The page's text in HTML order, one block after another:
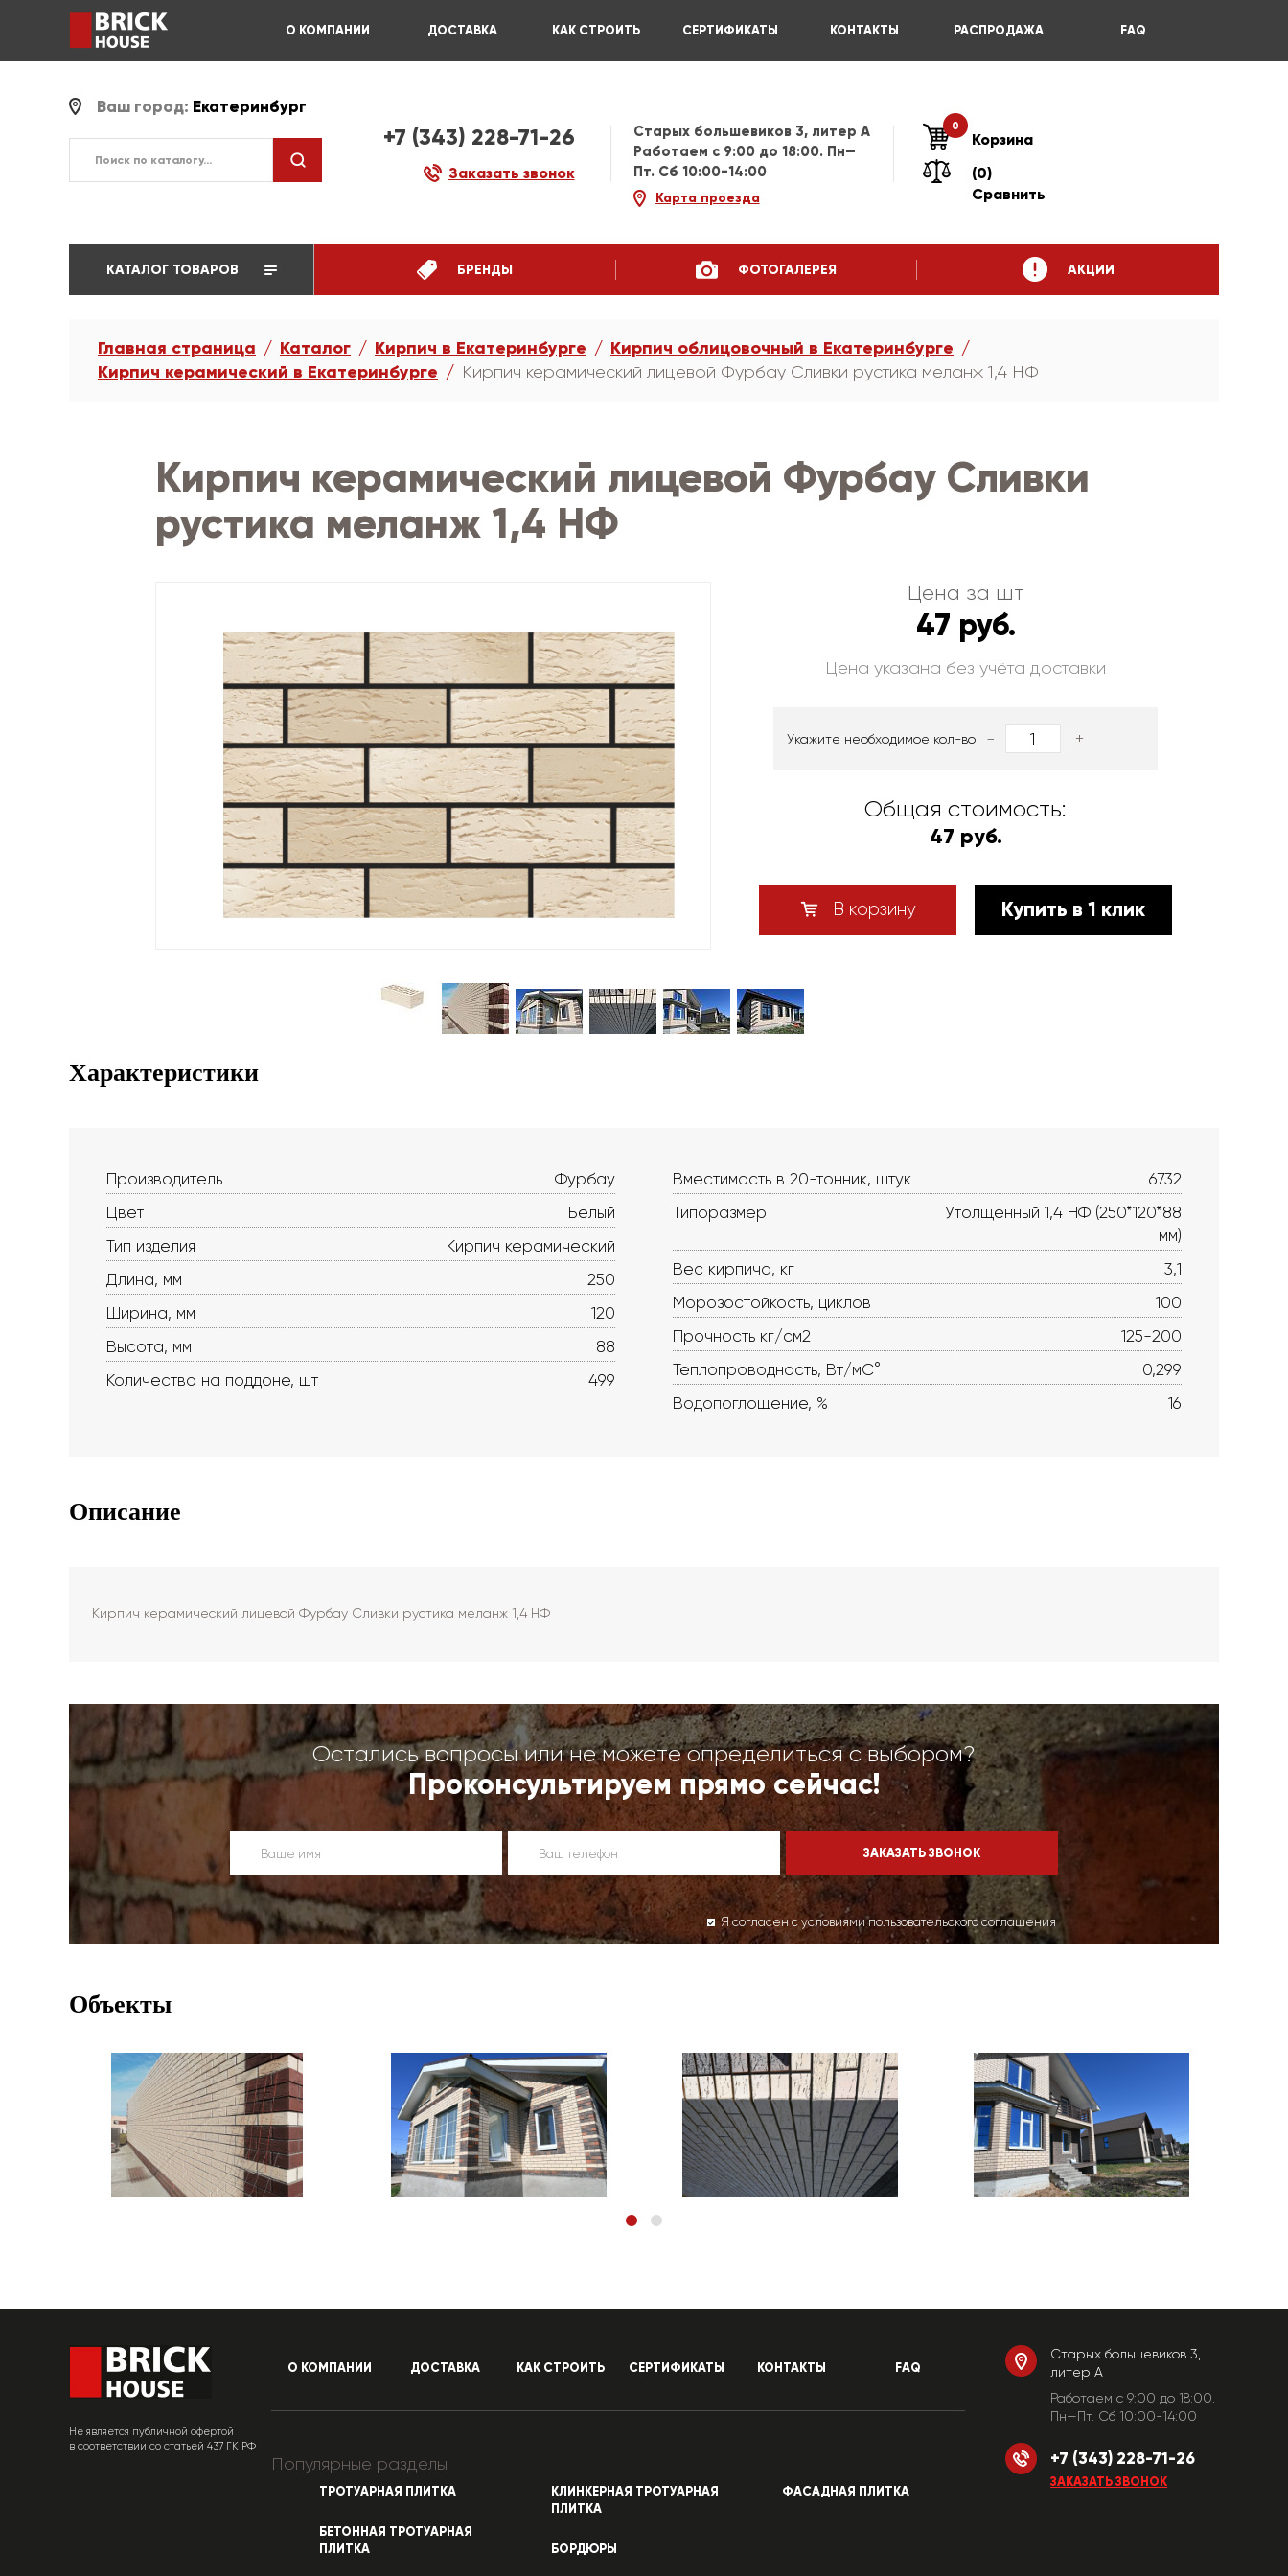
О КОМПАНИИ ДОСТАВКА КАК СТРОИТЬ СЕРТИФИКАТЫ КОНТАКТЫ РАСПРОДАЖА FAQ
Ваш город: Екатеринбург
+7 (343) 228-71-26
Заказать звонок
Старых большевиков 3, литер А
Работаем c 9:00 до 18:00. Пн—
Пт. Сб 10:00-14:00
Карта проезда
0
Корзина
(0)
Сравнить
КАТАЛОГ ТОВАРОВ БРЕНДЫ ФОТОГАЛЕРЕЯ АКЦИИ
Главная страница Каталог Кирпич в Екатеринбурге
Кирпич облицовочный в Екатеринбурге
Кирпич керамический в Екатеринбурге
Кирпич керамический лицевой Фурбау Сливки рустика меланж 1,4 НФ
Кирпич керамический лицевой Фурбау Сливки
рустика меланж 1,4 НФ
Цена за шт
47 руб.
Цена указана без учёта доставки
Укажите необходимое кол-во - +
Общая стоимость:
47 руб.
В корзину Купить в 1 клик
Характеристики
Производитель
Фурбау
Цвет
Белый
Тип изделия
Кирпич керамический
Длина, мм
250
Ширина, мм
120
Высота, мм
88
Количество на поддоне, шт
499
Вместимость в 20-тонник, штук
6732
Типоразмер
Утолщенный 1,4 НФ (250*120*88
мм)
Вес кирпича, кг
3,1
Морозостойкость, циклов
100
Прочность кг/см2
125-200
Теплопроводность, Вт/мС°
0,299
Водопоглощение, %
16
Описание
Кирпич керамический лицевой Фурбау Сливки рустика меланж 1,4 НФ
Остались вопросы или не можете определиться с выбором?
Проконсультируем прямо сейчас!
Я согласен с условиями пользовательского соглашения
Объекты
Не является публичной офертой
в соответствии со статьей 437 ГК РФ
О КОМПАНИИ ДОСТАВКА КАК СТРОИТЬ СЕРТИФИКАТЫ КОНТАКТЫ FAQ
Популярные разделы
ТРОТУАРНАЯ ПЛИТКА
БЕТОННАЯ ТРОТУАРНАЯ
ПЛИТКА
КЛИНКЕРНАЯ ТРОТУАРНАЯ
ПЛИТКА
БОРДЮРЫ
ФАСАДНАЯ ПЛИТКА
Старых большевиков 3,
литер А
Работаем c 9:00 до 18:00.
Пн—Пт. Сб 10:00-14:00
+7 (343) 228-71-26
ЗАКАЗАТЬ ЗВОНОК